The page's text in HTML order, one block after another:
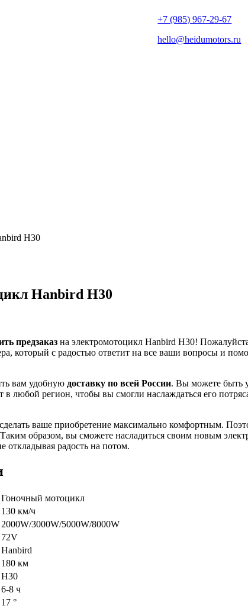
+7 (985) 967-29-67
hello@heidumotors.ru
Hanbird H30
предзаказ на электромотоцикл Hanbird H30!
который с радостью ответит на все ваши вопросы и
вам удобную доставку по всей России. Вы можете быть
в любой регион, чтобы вы смогли наслаждаться его
ваше приобретение максимально комфортным.
образом, вы сможете насладиться своим новым
откладывая радость на потом.
Гоночный мотоцикл
130 км/ч
2000W/3000W/5000W/8000W
72V
Hanbird
180 км
H30
6-8 ч
17 °